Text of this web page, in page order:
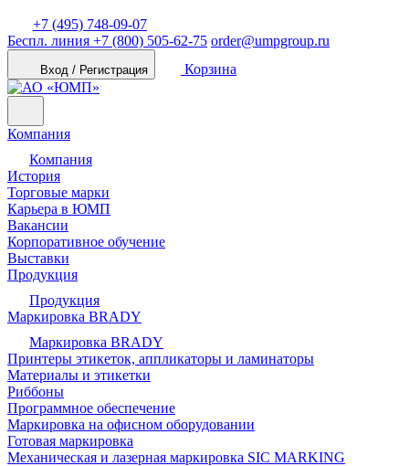
+7 (495) 748-09-07
Беспл. линия +7 (800) 505-62-75 order@umpgroup.ru
Вход / Регистрация Корзина
Компания
Компания
История
Торговые марки
Карьера в ЮМП
Вакансии
Корпоративное обучение
Выставки
Продукция
Продукция
Маркировка BRADY
Маркировка BRADY
Принтеры этикеток, аппликаторы и ламинаторы
Материалы и этикетки
Риббоны
Программное обеспечение
Маркировка на офисном оборудовании
Готовая маркировка
Механическая и лазерная маркировка SIC MARKING